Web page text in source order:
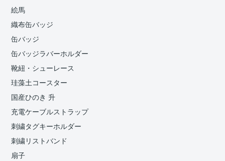
絵馬
織布缶バッジ
缶バッジ
缶バッジラバーホルダー
靴紐・シューレース
珪藻土コースター
国産ひのき 升
充電ケーブルストラップ
刺繍タグキーホルダー
刺繍リストバンド
扇子